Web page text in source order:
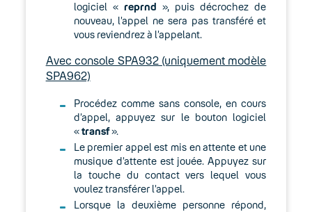
logiciel « reprnd », puis décrochez de
nouveau, l’appel ne sera pas transféré et
vous reviendrez à l’appelant.
Avec console SPA932 (uniquement modèle
SPA962)
Procédez comme sans console, en cours
d’appel, appuyez sur le bouton logiciel
«transf».
Le premier appel est mis en attente et une
musique d’attente est jouée. Appuyez sur
la touche du contact vers lequel vous
voulez transférer l’appel.
Lorsque la deuxième personne répond,